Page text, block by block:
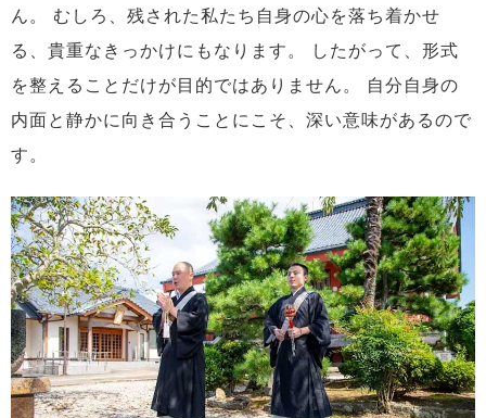
ん。
むしろ、残された私たち自身の心を落ち着かせ
る、貴重なきっかけにもなります。
したがって、形式
を整えることだけが目的ではありません。
自分自身の
内面と静かに向き合うことにこそ、深い意味があるので
す。